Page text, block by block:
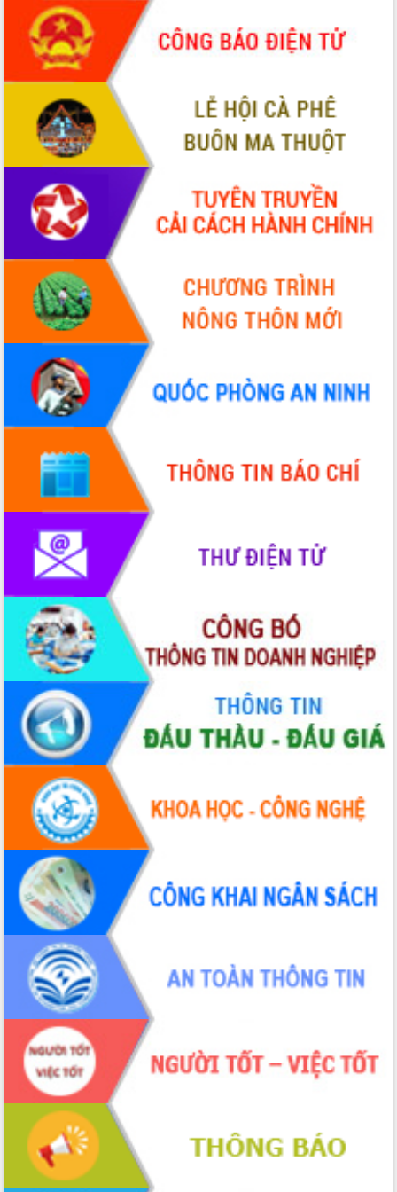
Hội thảo khoa học “Giải pháp thúc đẩy
phát triển nền kinh tế xanh tại tỉnh
Đắk Lắk”
Tăng cường giám sát, đôn đốc thực
hiện nhiệm vụ quản lý tài sản công
hàng tuần
Tháo gỡ những vướng mắc, đẩy mạnh
công tác cải cách thủ tục hành chính
tại Trung tâm Phục vụ hành chính
công tỉnh
Đắk Lắk: Tôn vinh 46 giải pháp tại Hội
thi Sáng tạo Kỹ thuật 2024 - 2025
Đắk Lắk rà soát, điều chỉnh Đề án 190
về phát triển nuôi trồng thủy sản
Phó Chủ tịch UBND tỉnh Đắk Lắk
Trương Công Thái kiểm tra thực địa
Dự án cao tốc Khánh Hòa - Buôn Ma
Thuột
Định vị cà phê Việt Nam như một “di
sản sống” trong dòng chảy toàn cầu
Xây dựng nông thôn mới: Nâng cao đời
sống người dân từ những mô hình thiết
Quyết liệt tháo gỡ vướng mắc, đẩy
nhanh tiến độ các dự án trọng điểm
trong Khu kinh tế Nam Phú Yên
Hòn Yến phát triển du lịch gắn với bảo
tồn biển
Lấy ý kiến điều chỉnh Quy hoạch tỉnh
Đắk Lắk thời kỳ 2021-2030, tầm nhìn
đến năm 2050
Phát động chiến dịch 30 ngày đêm
giải phóng mặt bằng Tuyến đường bộ
ven biển
Đắk Lắk nỗ lực thúc đẩy tăng trưởng
kinh tế từ 10% trở lên trong Quý
II/2026
Đắk Lắk ký kết thỏa thuận hợp tác về
chuyển đổi số giai đoạn 2026 – 2030
với Tập đoàn Bưu chính Viễn thông
Việt Nam
Thứ trưởng Bộ Y tế làm việc với tỉnh
Đắk Lắk về phát triển nhân lực y tế
cho trạm y tế cấp xã
Du lịch Đắk Lắk nâng tầm trải nghiệm
du khách thông qua Hệ thống cơ sở dữ
liệu và Bản đồ số
Tập huấn ứng dụng trí tuệ nhân tạo (AI)
trong thương mại điện tử năm 2026
Đoàn đại biểu Quốc hội tỉnh Đắk Lắk
trao đổi thông tin trước Kỳ họp thứ
nhất, Quốc hội khóa XVI
Quyết liệt cải cách hành chính, khơi
thông nguồn lực phát triển
Nâng cao hiệu lực, hiệu quả HĐND
tỉnh thông qua hiện đại hóa hành chính
Xã Ea Phê gắn cải cách hành chính với
chuyển đổi số
Phó Chủ tịch Thường trực UBND tỉnh
Hồ Thị Nguyên Thảo làm việc tại Trung
tâm Phục vụ hành chính công xã Ea